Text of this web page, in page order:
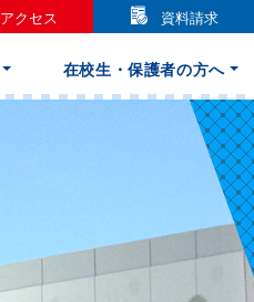
アクセス 資料請求
在校生・保護者の方へ